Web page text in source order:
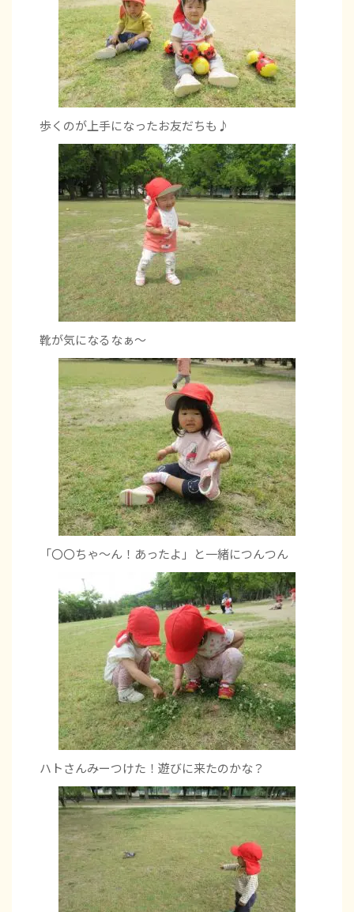
歩くのが上手になったお友だちも♪
靴が気になるなぁ～
「〇〇ちゃ～ん！あったよ」と一緒につんつん
ハトさんみーつけた！遊びに来たのかな？